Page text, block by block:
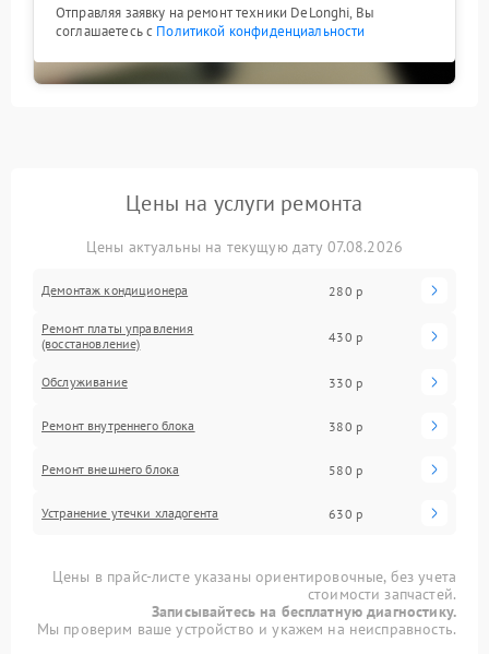
Отправляя заявку на ремонт техники DeLonghi, Вы
соглашаетесь с Политикой конфиденциальности
Цены на услуги ремонта
Цены актуальны на текущую дату 07.08.2026
Демонтаж кондиционера 280 р
Ремонт платы управления
(восстановление)
430 р
Обслуживание 330 р
Ремонт внутреннего блока 380 р
Ремонт внешнего блока 580 р
Устранение утечки хладогента 630 р
Цены в прайс-листе указаны ориентировочные, без учета
стоимости запчастей.
Записывайтесь на бесплатную диагностику.
Мы проверим ваше устройство и укажем на неисправность.